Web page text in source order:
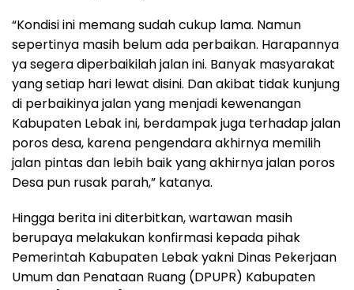
“Kondisi ini memang sudah cukup lama. Namun
sepertinya masih belum ada perbaikan. Harapannya
ya segera diperbaikilah jalan ini. Banyak masyarakat
yang setiap hari lewat disini. Dan akibat tidak kunjung
di perbaikinya jalan yang menjadi kewenangan
Kabupaten Lebak ini, berdampak juga terhadap jalan
poros desa, karena pengendara akhirnya memilih
jalan pintas dan lebih baik yang akhirnya jalan poros
Desa pun rusak parah,” katanya.
Hingga berita ini diterbitkan, wartawan masih
berupaya melakukan konfirmasi kepada pihak
Pemerintah Kabupaten Lebak yakni Dinas Pekerjaan
Umum dan Penataan Ruang (DPUPR) Kabupaten